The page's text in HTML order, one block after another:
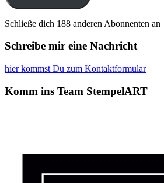
Schließe dich 188 anderen Abonnenten an
Schreibe mir eine Nachricht
hier kommst Du zum Kontaktformular
Komm ins Team StempelART